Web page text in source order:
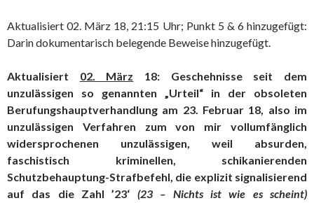
Aktualisiert 02. März 18, 21:15 Uhr; Punkt 5 & 6 hinzugefügt:
Darin dokumentarisch belegende Beweise hinzugefügt.
Aktualisiert 02. März 18: Geschehnisse seit dem
unzulässigen so genannten „Urteil“ in der obsoleten
Berufungshauptverhandlung am 23. Februar 18, also im
unzulässigen Verfahren zum von mir vollumfänglich
widersprochenen unzulässigen, weil absurden,
faschistisch kriminellen, schikanierenden
Schutzbehauptung-Strafbefehl, die explizit signalisierend
auf das die Zahl ’23‘ (23 – Nichts ist wie es scheint)